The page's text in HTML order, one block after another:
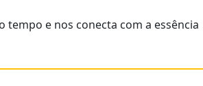
tempo e nos conecta com a essência